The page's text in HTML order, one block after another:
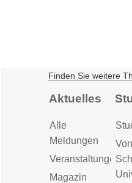
Finden Sie weitere
Aktuelles
Alle
Meldungen
Veranstaltungen
Magazin